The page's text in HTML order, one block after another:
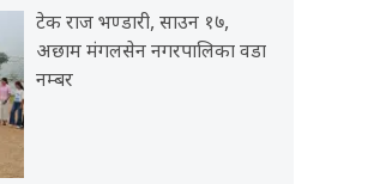
टेक राज भण्डारी, साउन १७,
अछाम मंगलसेन नगरपालिका वडा
नम्बर